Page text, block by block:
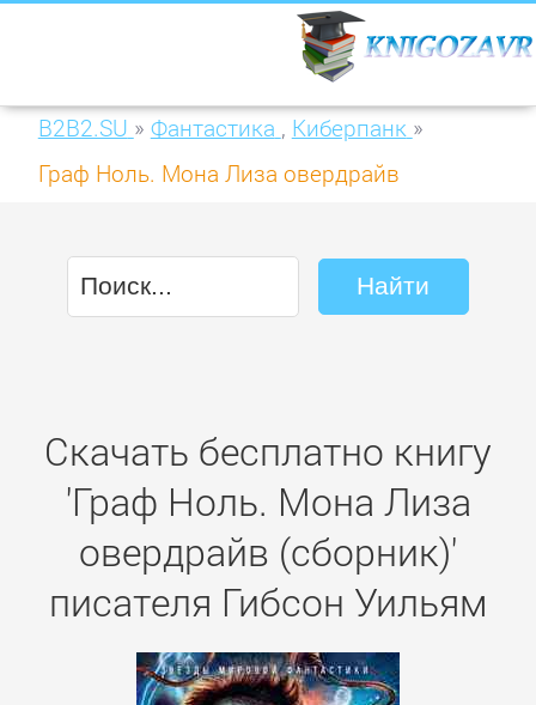
B2B2.SU » Фантастика , Киберпанк »
Граф Ноль. Мона Лиза овердрайв
Скачать бесплатно книгу
'Граф Ноль. Мона Лиза
овердрайв (сборник)'
писателя Гибсон Уильям